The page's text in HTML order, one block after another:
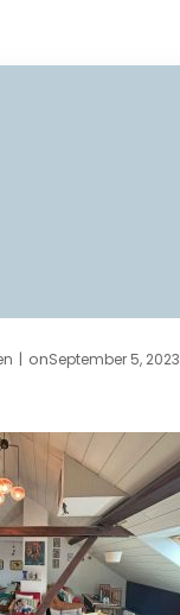
| onSeptember 5, 2023